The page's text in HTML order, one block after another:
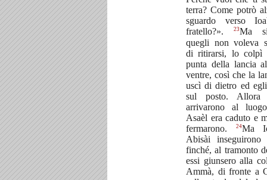
terra? Come potrò
sguardo verso
fratello?».
23Ma
quegli non voleva
di ritirarsi, lo colpì
punta della lancia
ventre, così che la
uscì di dietro ed
sul posto. Allora
arrivarono al
Asaèl era caduto e
fermarono.
24Ma
Abisài inseguirono
finché, al tramonto
essi giunsero alla
Ammà, di fronte a